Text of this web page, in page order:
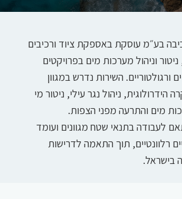
בע״מ עוסקת באספקת ציוד ורכיבים
וניהול מערכות מים בפרויקטים
ורגולטוריים. השירות נדרש במגוון
ניהול נגר עילי, ניטור מי
מים והתרעה מפני הצפות.
לעבודה בתנאי שטח מגוונים ועומד
רלוונטיים, תוך התאמה לדרישות
בישראל.